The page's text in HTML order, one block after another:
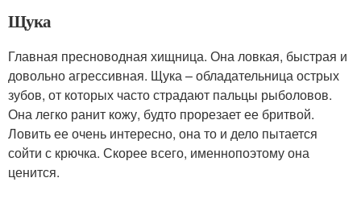
Щука
Главная пресноводная хищница. Она ловкая, быстрая и
довольно агрессивная. Щука – обладательница острых
зубов, от которых часто страдают пальцы рыболовов.
Она легко ранит кожу, будто прорезает ее бритвой.
Ловить ее очень интересно, она то и дело пытается
сойти с крючка. Скорее всего, именнопоэтому она
ценится.